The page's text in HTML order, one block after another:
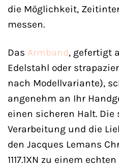
die Möglichkeit,
messen.
Das Armband, gefertigt
Edelstahl oder
nach Modellvariante),
angenehm an Ihr
einen sicheren Halt. Die
Verarbeitung und die
den Jacques Lemans
1117.1XN zu einem